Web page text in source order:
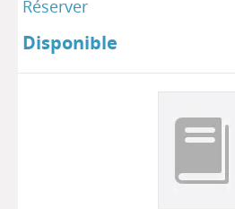
Réserver
Disponible